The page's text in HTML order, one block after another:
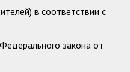
в соответствии с
закона от